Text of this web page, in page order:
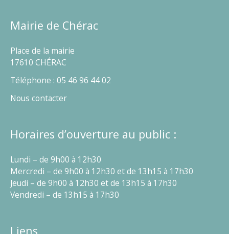
Mairie de Chérac
Place de la mairie
17610 CHÉRAC
Téléphone : 05 46 96 44 02
Nous contacter
Horaires d’ouverture au public :
Lundi – de 9h00 à 12h30
Mercredi – de 9h00 à 12h30 et de 13h15 à 17h30
Jeudi – de 9h00 à 12h30 et de 13h15 à 17h30
Vendredi – de 13h15 à 17h30
Liens